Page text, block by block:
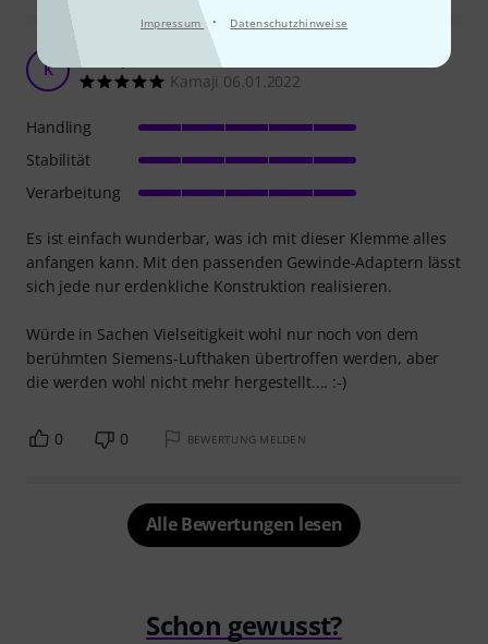
Impressum · Datenschutzhinweise
K Sehr praktisches Helferlein
Kamaji 06.01.2022
Es ist einfach wunderbar, was ich mit dieser Klemme alles
anfangen kann. Mit den passenden Gewinde-Adaptern lässt
sich jede nur erdenkliche Konstruktion realisieren.
Würde in Sachen Vielseitigkeit wohl nur noch von dem
berühmten Siemens-Lufthaken übertroffen werden, aber
die werden wohl nicht mehr hergestellt.... :-)
Handling
Stabilität
Verarbeitung
0 0 BEWERTUNG MELDEN
Alle Bewertungen lesen
Schon gewusst?